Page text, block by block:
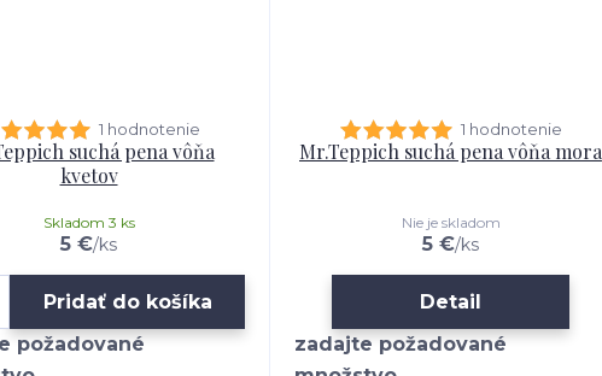
1 hodnotenie
suchá pena vôňa
kvetov
5 €/ks
Skladom 3 ks
Pridať do košíka
1 hodnotenie
Mr.Teppich suchá pena vôňa mora
5 €/ks
Nie je skladom
Detail